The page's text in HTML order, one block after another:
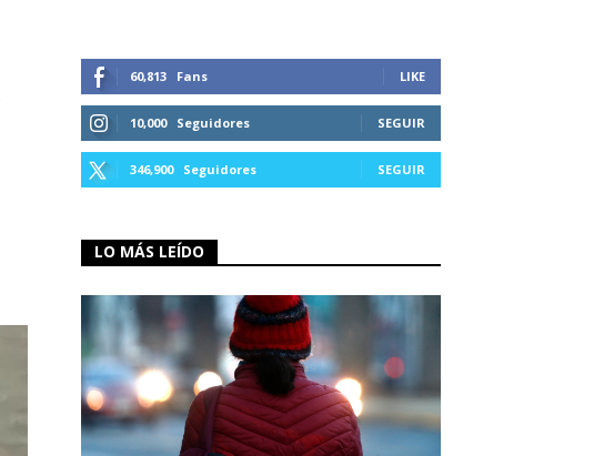
60,813 Fans LIKE
10,000 Seguidores SEGUIR
346,900 Seguidores SEGUIR
LO MÁS LEÍDO